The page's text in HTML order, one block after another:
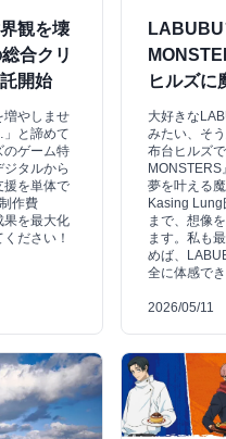
観を壊
合クリ
開始
増やしませ
と諦めて
のゲーム特
タルから
援を単体で
作費
果を最大化
ださい！
LABUBU
ヒルズに
大好きな
みたい、そ
布台ヒルズ
夢を叶える
Kasing Lung
まで、想像
ます。私も
めば、
全に体感で
2026/05/11